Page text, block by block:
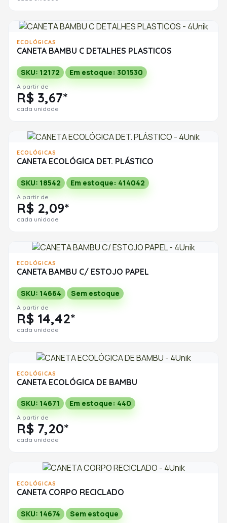
ECOLÓGICAS
CANETA BAMBU C DETALHES PLASTICOS
SKU: 12172 Em estoque: 301530
A partir de
R$ 3,67*
cada unidade
ECOLÓGICAS
CANETA ECOLÓGICA DET. PLÁSTICO
SKU: 18542 Em estoque: 414042
A partir de
R$ 2,09*
cada unidade
ECOLÓGICAS
CANETA BAMBU C/ ESTOJO PAPEL
SKU: 14664 Sem estoque
A partir de
R$ 14,42*
cada unidade
ECOLÓGICAS
CANETA ECOLÓGICA DE BAMBU
SKU: 14671 Em estoque: 440
A partir de
R$ 7,20*
cada unidade
ECOLÓGICAS
CANETA CORPO RECICLADO
SKU: 14674 Sem estoque